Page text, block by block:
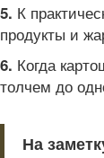
5. К
продукты и
6. Когда
толчем до
На